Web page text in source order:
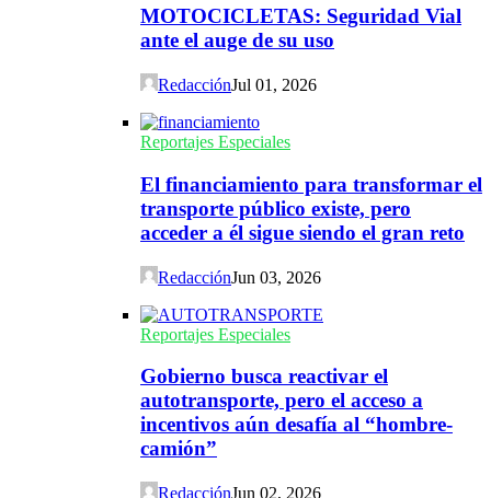
MOTOCICLETAS: Seguridad Vial
ante el auge de su uso
RedacciónJul 01, 2026
Reportajes Especiales
El financiamiento para transformar el
transporte público existe, pero
acceder a él sigue siendo el gran reto
RedacciónJun 03, 2026
Reportajes Especiales
Gobierno busca reactivar el
autotransporte, pero el acceso a
incentivos aún desafía al “hombre-
camión”
RedacciónJun 02, 2026